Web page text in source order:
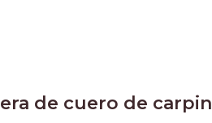
de cuero de